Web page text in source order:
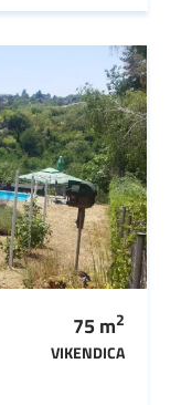
75m2
VIKENDICA